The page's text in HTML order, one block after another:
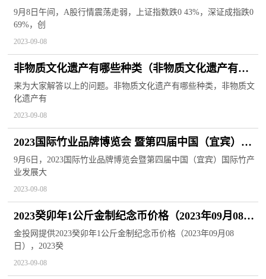
游戏等板块下挫，光刻胶 卫星导航等概念股拉升
9月8日午间，A股行情震荡走弱，上证指数跌0 43%，深证成指跌0
69%，创
2023-09-08
非物质文化遗产有哪些种类（非物质文化遗产有哪
些）
来为大家解答以上的问题。非物质文化遗产有哪些种类，非物质文
化遗产有
2023-09-08
2023国际竹业品牌博览会 暨第四届中国（宜宾）国
际竹产业发展大会在四川宜宾开幕
9月6日，2023国际竹业品牌博览会暨第四届中国（宜宾）国际竹产
业发展大
2023-09-08
2023癸卯年1公斤金制纪念币价格（2023年09月08
日）
金投网提供2023癸卯年1公斤金制纪念币价格（2023年09月08
日），2023癸
2023-09-08